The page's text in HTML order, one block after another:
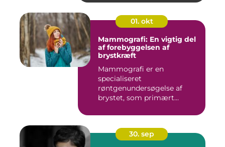
01. okt
Mammografi: En vigtig del
af forebyggelsen af
brystkræft
Mammografi er en
specialiseret
røntgenundersøgelse af
brystet, som primært
30. sep